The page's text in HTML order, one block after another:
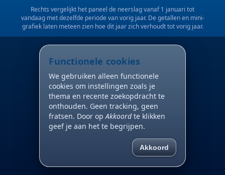
Rechts vergelijkt het paneel de neerslag vanaf 1 januari tot
vandaag met dezelfde periode van vorig jaar. De getallen en mini-
grafiek laten meteen zien hoe dit jaar zich verhoudt tot vorig jaar.
Functionele cookies
We gebruiken alleen functionele
cookies om instellingen zoals je
thema en recente zoekopdracht te
onthouden. Geen tracking, geen
fratsen. Door opAkkoordte klikken
geef je aan het te begrijpen.
Akkoord